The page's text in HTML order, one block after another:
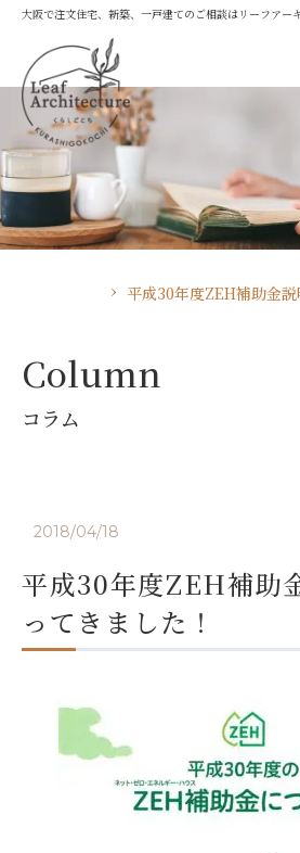
大阪で注文住宅、新築、一戸建てのご相談はリーフアー
平成30年度ZEH補助金
Column
コラム
2018/04/18
平成30年度ZEH補助
ってきました！